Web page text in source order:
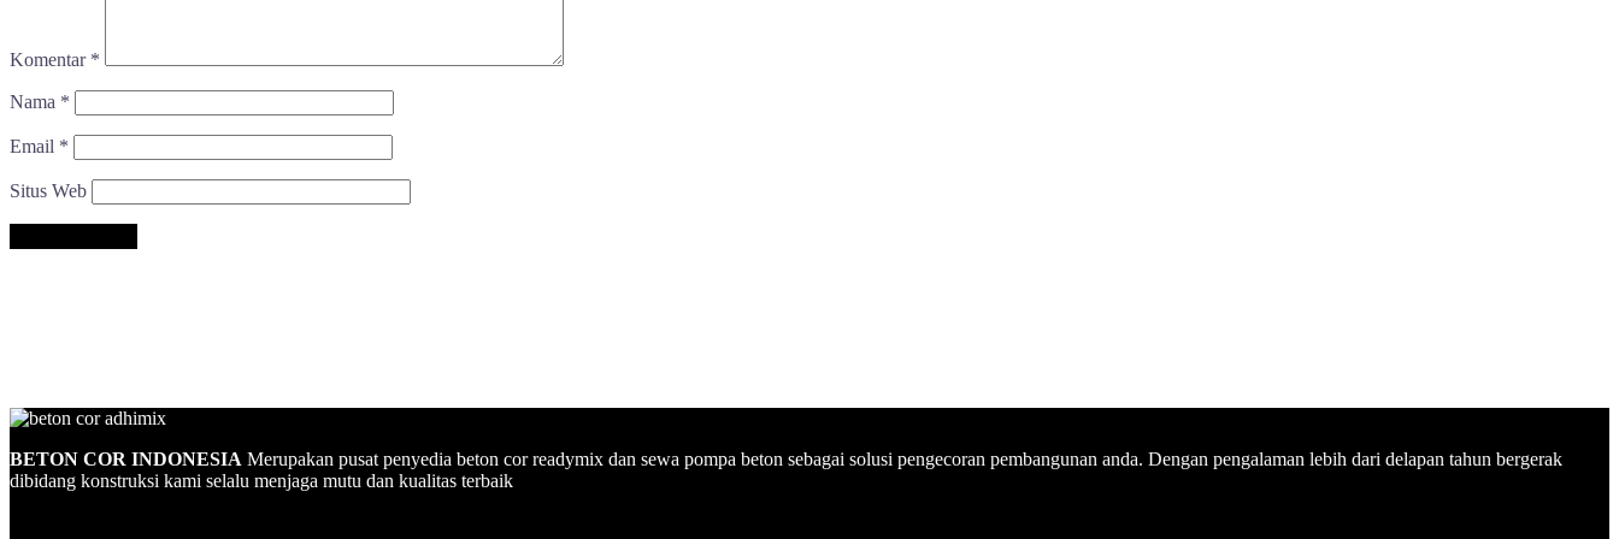
Komentar *
Nama *
Email *
Situs Web
BETON COR INDONESIA Merupakan pusat penyedia beton cor readymix dan sewa pompa beton sebagai solusi pengecoran pembangunan anda. Dengan pengalaman lebih dari delapan tahun bergerak
dibidang konstruksi kami selalu menjaga mutu dan kualitas terbaik